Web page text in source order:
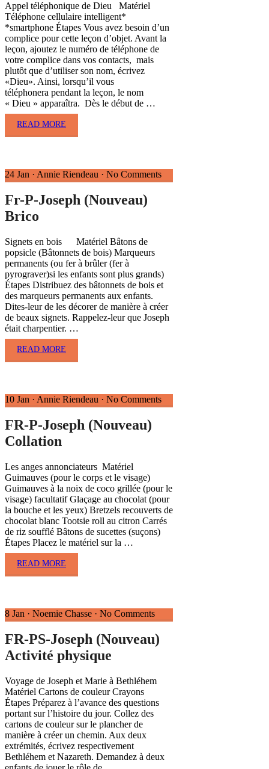
Appel téléphonique de Dieu Matériel
Téléphone cellulaire intelligent*
*smartphone Étapes Vous avez besoin d’un
complice pour cette leçon d’objet. Avant la
leçon, ajoutez le numéro de téléphone de
votre complice dans vos contacts, mais
plutôt que d’utiliser son nom, écrivez
«Dieu». Ainsi, lorsqu’il vous
téléphonera pendant la leçon, le nom
« Dieu » apparaîtra. Dès le début de …
READ MORE
24 Jan · Annie Riendeau · No Comments
Fr-P-Joseph (Nouveau)
Brico
Signets en bois Matériel Bâtons de
popsicle (Bâtonnets de bois) Marqueurs
permanents (ou fer à brûler (fer à
pyrograver)si les enfants sont plus grands)
Étapes Distribuez des bâtonnets de bois et
des marqueurs permanents aux enfants.
Dites-leur de les décorer de manière à créer
de beaux signets. Rappelez-leur que Joseph
était charpentier. …
READ MORE
10 Jan · Annie Riendeau · No Comments
FR-P-Joseph (Nouveau)
Collation
Les anges annonciateurs Matériel
Guimauves (pour le corps et le visage)
Guimauves à la noix de coco grillée (pour le
visage) facultatif Glaçage au chocolat (pour
la bouche et les yeux) Bretzels recouverts de
chocolat blanc Tootsie roll au citron Carrés
de riz soufflé Bâtons de sucettes (suçons)
Étapes Placez le matériel sur la …
READ MORE
8 Jan · Noemie Chasse · No Comments
FR-PS-Joseph (Nouveau)
Activité physique
Voyage de Joseph et Marie à Bethléhem
Matériel Cartons de couleur Crayons
Étapes Préparez à l’avance des questions
portant sur l’histoire du jour. Collez des
cartons de couleur sur le plancher de
manière à créer un chemin. Aux deux
extrémités, écrivez respectivement
Bethléhem et Nazareth. Demandez à deux